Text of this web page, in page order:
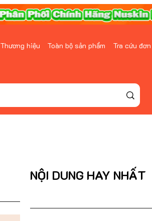
Thương hiệu Toàn bộ sản phẩm Tra cứu
NỘI DUNG HAY NHẤT